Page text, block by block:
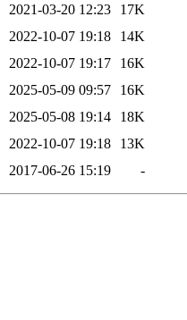
2021-03-20 12:23
17K
2022-10-07 19:18
14K
2022-10-07 19:17
16K
2025-05-09 09:57
16K
2025-05-08 19:14
18K
2022-10-07 19:18
13K
2017-06-26 15:19 -